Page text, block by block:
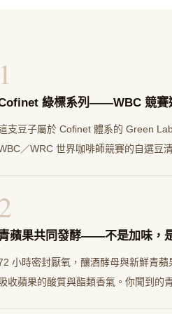
綠標系列——WBC 競賽
支豆子屬於 Cofinet 體系的 Green
／WRC 世界咖啡師競賽的自選
蘋果共同發酵——不是加味，
小時密封厭氧，釀酒酵母與新鮮青
收蘋果的酸質與酯類香氣。你聞到的